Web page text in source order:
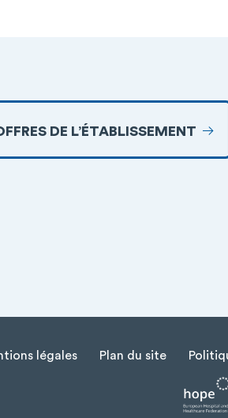
DE L’ÉTABLISSEMENT
légales Plan du site